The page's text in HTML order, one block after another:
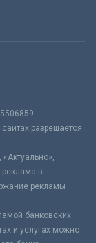
разрешается
реклама в
рекламы
банковских
и услугах можно